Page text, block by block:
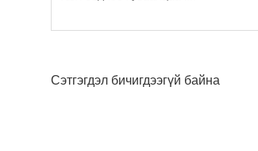
Сэтгэгдэл бичигдээгүй байна